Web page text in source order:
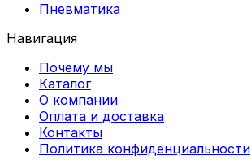
Пневматика
Навигация
Почему мы
Каталог
О компании
Оплата и доставка
Контакты
Политика конфиденциальности